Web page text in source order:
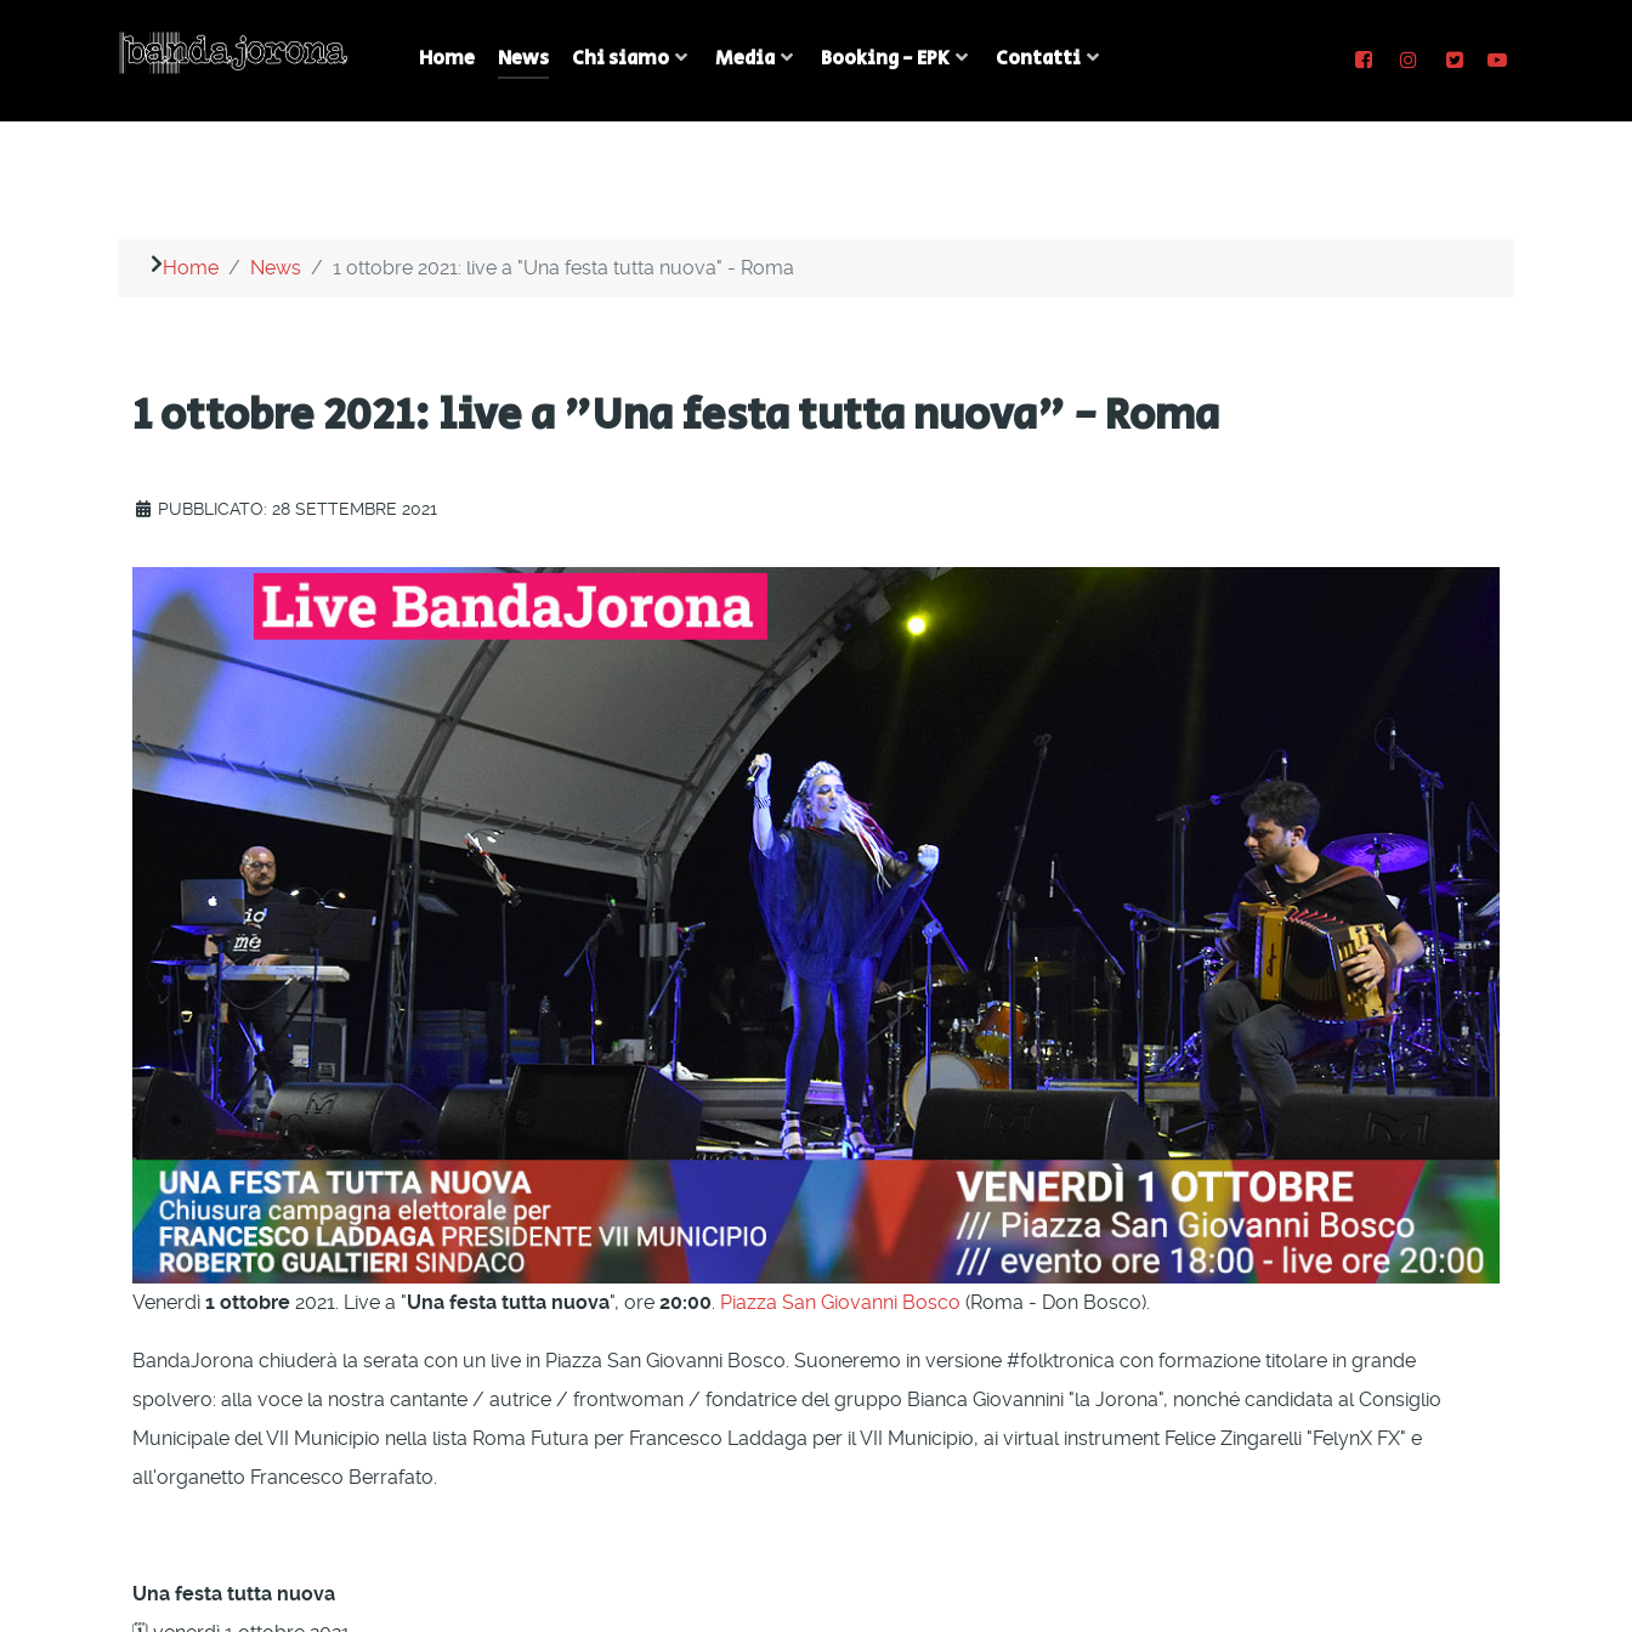
Home News Chi siamo Media Booking - EPK Contatti
Home News 1 ottobre 2021: live a "Una festa tutta nuova" - Roma
1 ottobre 2021: live a "Una festa tutta nuova" - Roma
PUBBLICATO: 28 SETTEMBRE 2021
Venerdì 1 ottobre 2021. Live a "Una festa tutta nuova", ore 20:00. Piazza San Giovanni Bosco (Roma - Don Bosco).
BandaJorona chiuderà la serata con un live in Piazza San Giovanni Bosco. Suoneremo in versione #folktronica con formazione titolare in grande
spolvero: alla voce la nostra cantante / autrice / frontwoman / fondatrice del gruppo Bianca Giovannini "la Jorona", nonché candidata al Consiglio
Municipale del VII Municipio nella lista Roma Futura per Francesco Laddaga per il VII Municipio, ai virtual instrument Felice Zingarelli "FelynX FX" e
all'organetto Francesco Berrafato.
Una festa tutta nuova